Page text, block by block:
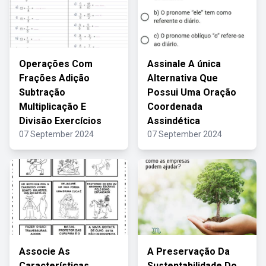
Operações Com
Frações Adição
Subtração
Multiplicação E
Divisão Exercícios
07 September 2024
Assinale A única
Alternativa Que
Possui Uma Oração
Coordenada
Assindética
07 September 2024
Associe As
A Preservação Da